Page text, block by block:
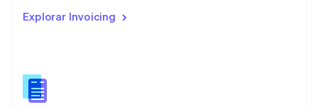
Explorar Invoicing
NederlandsEnglish
Português
RAE de Hong Kong, China